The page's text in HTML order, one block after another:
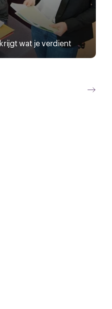
wat je verdient